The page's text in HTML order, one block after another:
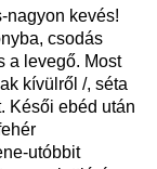
nagyon kevés!
csodás
a levegő. Most
kívülről /, séta
Késői ebéd után
utóbbit